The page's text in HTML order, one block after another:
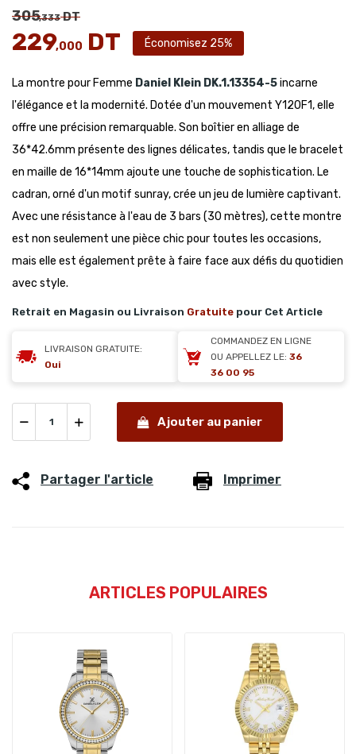
305,333DT
229,000 DT Économisez 25%
La montre pour Femme Daniel Klein DK.1.13354-5incarne
l'élégance et la modernité. Dotée d'un mouvement Y120F1, elle
offre une précision remarquable. Son boîtier en alliage de
36*42.6mm présente des lignes délicates, tandis que le bracelet
en maille de 16*14mm ajoute une touche de sophistication. Le
cadran, orné d'un motif sunray, crée un jeu de lumière captivant.
Avec une résistance à l'eau de 3 bars (30 mètres), cette montre
est non seulement une pièce chic pour toutes les occasions,
mais elle est également prête à faire face aux défis du quotidien
avec style.
Retrait en Magasin ou Livraison Gratuite pour Cet Article
LIVRAISON GRATUITE:
Oui
COMMANDEZ EN LIGNE
OU APPELLEZ LE: 36
36 00 95
Ajouter au panier
Partager l'article Imprimer
ARTICLES POPULAIRES